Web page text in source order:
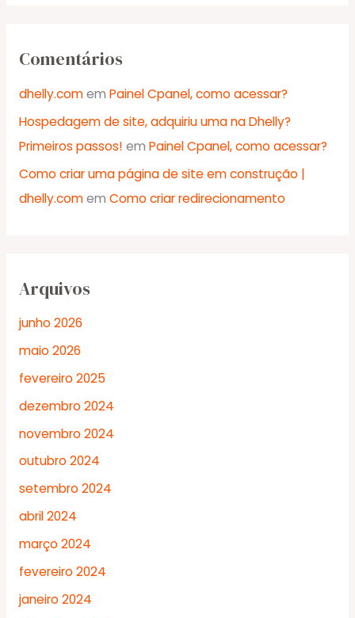
Comentários
dhelly.comem Painel Cpanel, como acessar?
Hospedagem de site, adquiriu uma na Dhelly?
Primeiros passos! em Painel Cpanel, como acessar?
Como criar uma página de site em construção |
dhelly.comem Como criar redirecionamento
Arquivos
junho 2026
maio 2026
fevereiro 2025
dezembro 2024
novembro 2024
outubro 2024
setembro 2024
abril 2024
março 2024
fevereiro 2024
janeiro 2024